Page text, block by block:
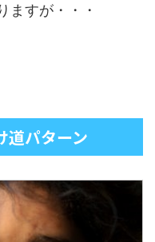
ますが・・・
道パターン